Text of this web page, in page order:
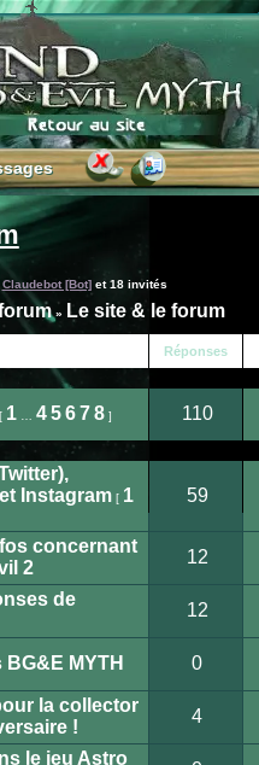
Claudebot [Bot]et 18 invités
» Le site & le forum
Réponses
1… 4 5 6 7 8] 110
Instagram[ 1
59
concernant
2
12
de
12
MYTH 0
la collector
!
4
le jeu Astro